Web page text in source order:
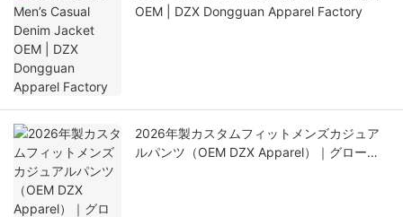
OEM | DZX Dongguan Apparel Factory
2026年製カスタムフィットメンズカジュア
ルパンツ（OEM DZX Apparel）｜グローバ